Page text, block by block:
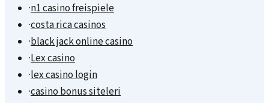
·n1 casino freispiele
·costa rica casinos
·black jack online casino
·Lex casino
·lex casino login
·casino bonus siteleri